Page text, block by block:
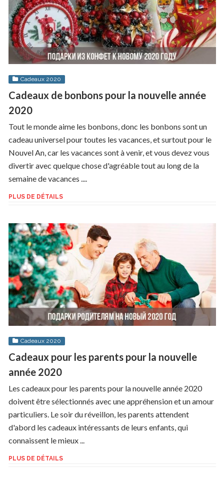
Cadeaux 2020
Cadeaux de bonbons pour la nouvelle année
2020
Tout le monde aime les bonbons, donc les bonbons sont un
cadeau universel pour toutes les vacances, et surtout pour le
Nouvel An, car les vacances sont à venir, et vous devez vous
divertir avec quelque chose d'agréable tout au long de la
semaine de vacances ....
PLUS DE DÉTAILS
Cadeaux 2020
Cadeaux pour les parents pour la nouvelle
année 2020
Les cadeaux pour les parents pour la nouvelle année 2020
doivent être sélectionnés avec une appréhension et un amour
particuliers. Le soir du réveillon, les parents attendent
d'abord les cadeaux intéressants de leurs enfants, qui
connaissent le mieux ...
PLUS DE DÉTAILS